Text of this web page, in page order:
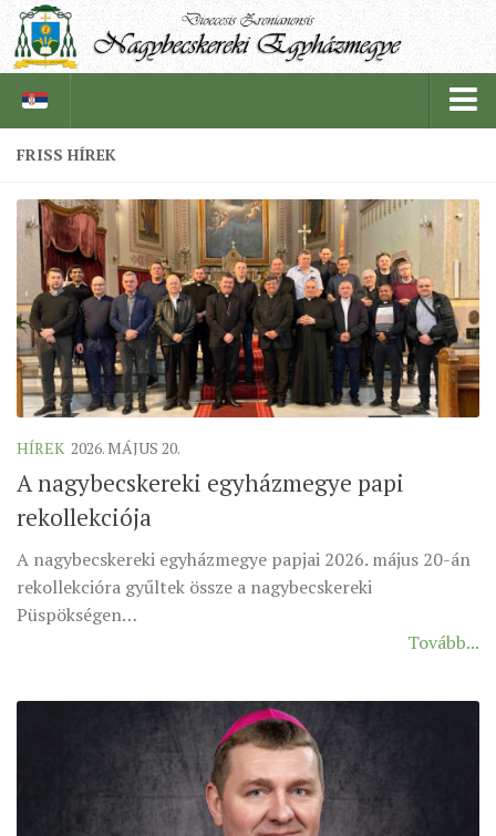
PÜSPÖK
TÖRTÉNELEM
EGYHÁZI INTÉZMÉNYEINK
EGYHÁZMEGYEI LEVÉLTÁR
LELKIPÁSZTOROK
SZERZETESRENDEK
IN MEMORIAM
PLÉBÁNIÁK
ÉSZAKI ESPERESSÉG
KÖZPONTI ESPERESSÉG
DÉLI ESPERESSÉG
SZINÓDUS
ORGANIGRAMMA
PÜSPÖKI DEKRÉTUM
FRISS HÍREK
HÍREK 2026. MÁJUS 20.
A nagybecskereki egyházmegye papi
rekollekciója
A nagybecskereki egyházmegye papjai 2026. május 20-án
rekollekcióra gyűltek össze a nagybecskereki
Püspökségen…
Tovább...